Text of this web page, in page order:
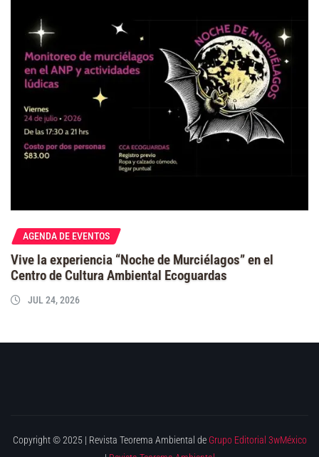
AGENDA DE EVENTOS
Vive la experiencia “Noche de Murciélagos” en el
Centro de Cultura Ambiental Ecoguardas
JUL 24, 2026
Copyright © 2025 | Revista Teorema Ambiental de Grupo Editorial 3wMéxico